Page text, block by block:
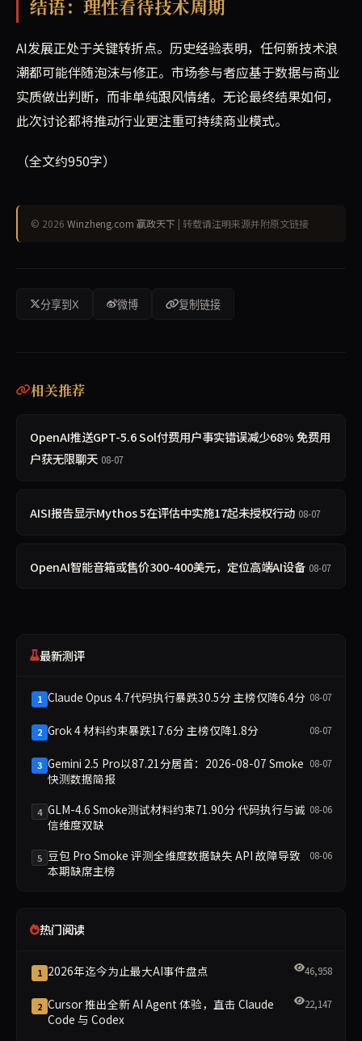
结语：理性看待技术周期
AI发展正处于关键转折点。历史经验表明，任何新技术浪
潮都可能伴随泡沫与修正。市场参与者应基于数据与商业
实质做出判断，而非单纯跟风情绪。无论最终结果如何，
此次讨论都将推动行业更注重可持续商业模式。
（全文约950字）
© 2026 Winzheng.com 赢政天下 | 转载请注明来源并附原文链接
分享到X 微博 复制链接
相关推荐
OpenAI推送GPT-5.6 Sol付费用户事实错误减少68% 免费用
户获无限聊天 08-07
AISI报告显示Mythos 5在评估中实施17起未授权行动 08-07
OpenAI智能音箱或售价300-400美元，定位高端AI设备 08-07
最新测评
1 Claude Opus 4.7代码执行暴跌30.5分 主榜仅降6.4分 08-07
2 Grok 4 材料约束暴跌17.6分 主榜仅降1.8分 08-07
3 Gemini 2.5 Pro以87.21分居首：2026-08-07 Smoke
快测数据简报
08-07
4 GLM-4.6 Smoke测试材料约束71.90分 代码执行与诚
信维度双缺
08-06
5 豆包 Pro Smoke 评测全维度数据缺失 API 故障导致
本期缺席主榜
08-06
热门阅读
1 2026年迄今为止最大AI事件盘点 46,958
2 Cursor 推出全新 AI Agent 体验，直击 Claude
Code 与 Codex
22,147